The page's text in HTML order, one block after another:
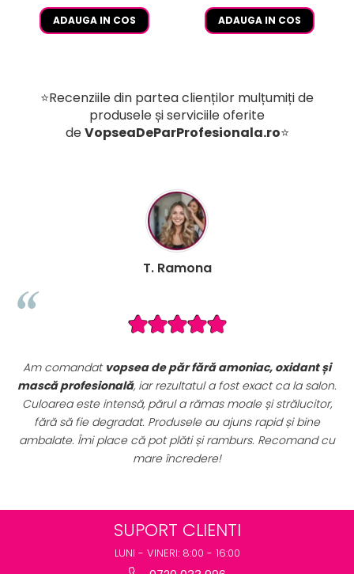
ADAUGA IN COS ADAUGA IN COS
⭐Recenziile din partea clienților mulțumiți de
produsele și serviciile oferite
deVopseaDeParProfesionala.ro⭐
amoniac, oxidant și
a fost exact ca la salon.
moale și strălucitor,
ajuns rapid și bine
Recomand cu
Seturile promoționale de pe
sunt extrem de avantajoase. Am
complet de vopsele profesionale
perfect pentru uz profesional.
preț excelent. Se vede clar că sunt
destinate rezultatelor
SUPORT CLIENTI
LUNI - VINERI: 8:00 - 16:00